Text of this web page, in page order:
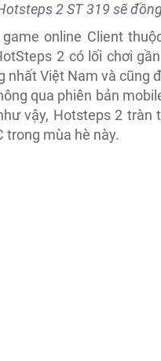
2 ST 319 sẽ
online Client
2 có lối chơi
nhất Việt Nam và cũng
qua phiên bản
vậy, Hotsteps 2
trong mùa hè này.